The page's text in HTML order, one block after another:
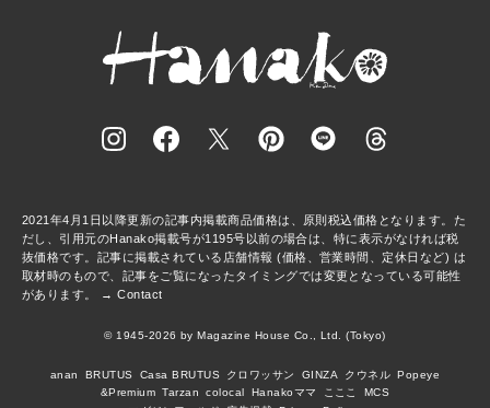
2021年4月1日以降更新の記事内掲載商品価格は、原則税込価格となります。た
だし、引用元のHanako掲載号が1195号以前の場合は、特に表示がなければ税
抜価格です。記事に掲載されている店舗情報 (価格、営業時間、定休日など) は
取材時のもので、記事をご覧になったタイミングでは変更となっている可能性
があります。 →Contact
© 1945-2026 by Magazine House Co., Ltd. (Tokyo)
anan BRUTUS Casa BRUTUS クロワッサン GINZA クウネル Popeye
&Premium Tarzan colocal Hanakoママ こここ
MCS